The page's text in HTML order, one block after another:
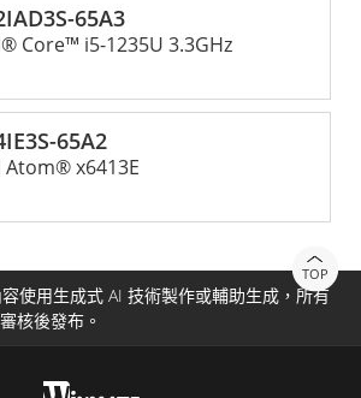
65A3
Core™ i5-1235U 3.3GHz
65A2
Atom® x6413E
TOP
使用生成式 AI 技術製作或輔助生成，所有
核後發布。